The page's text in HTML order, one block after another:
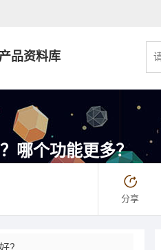
产品资料库
哪个功能更多？
分享